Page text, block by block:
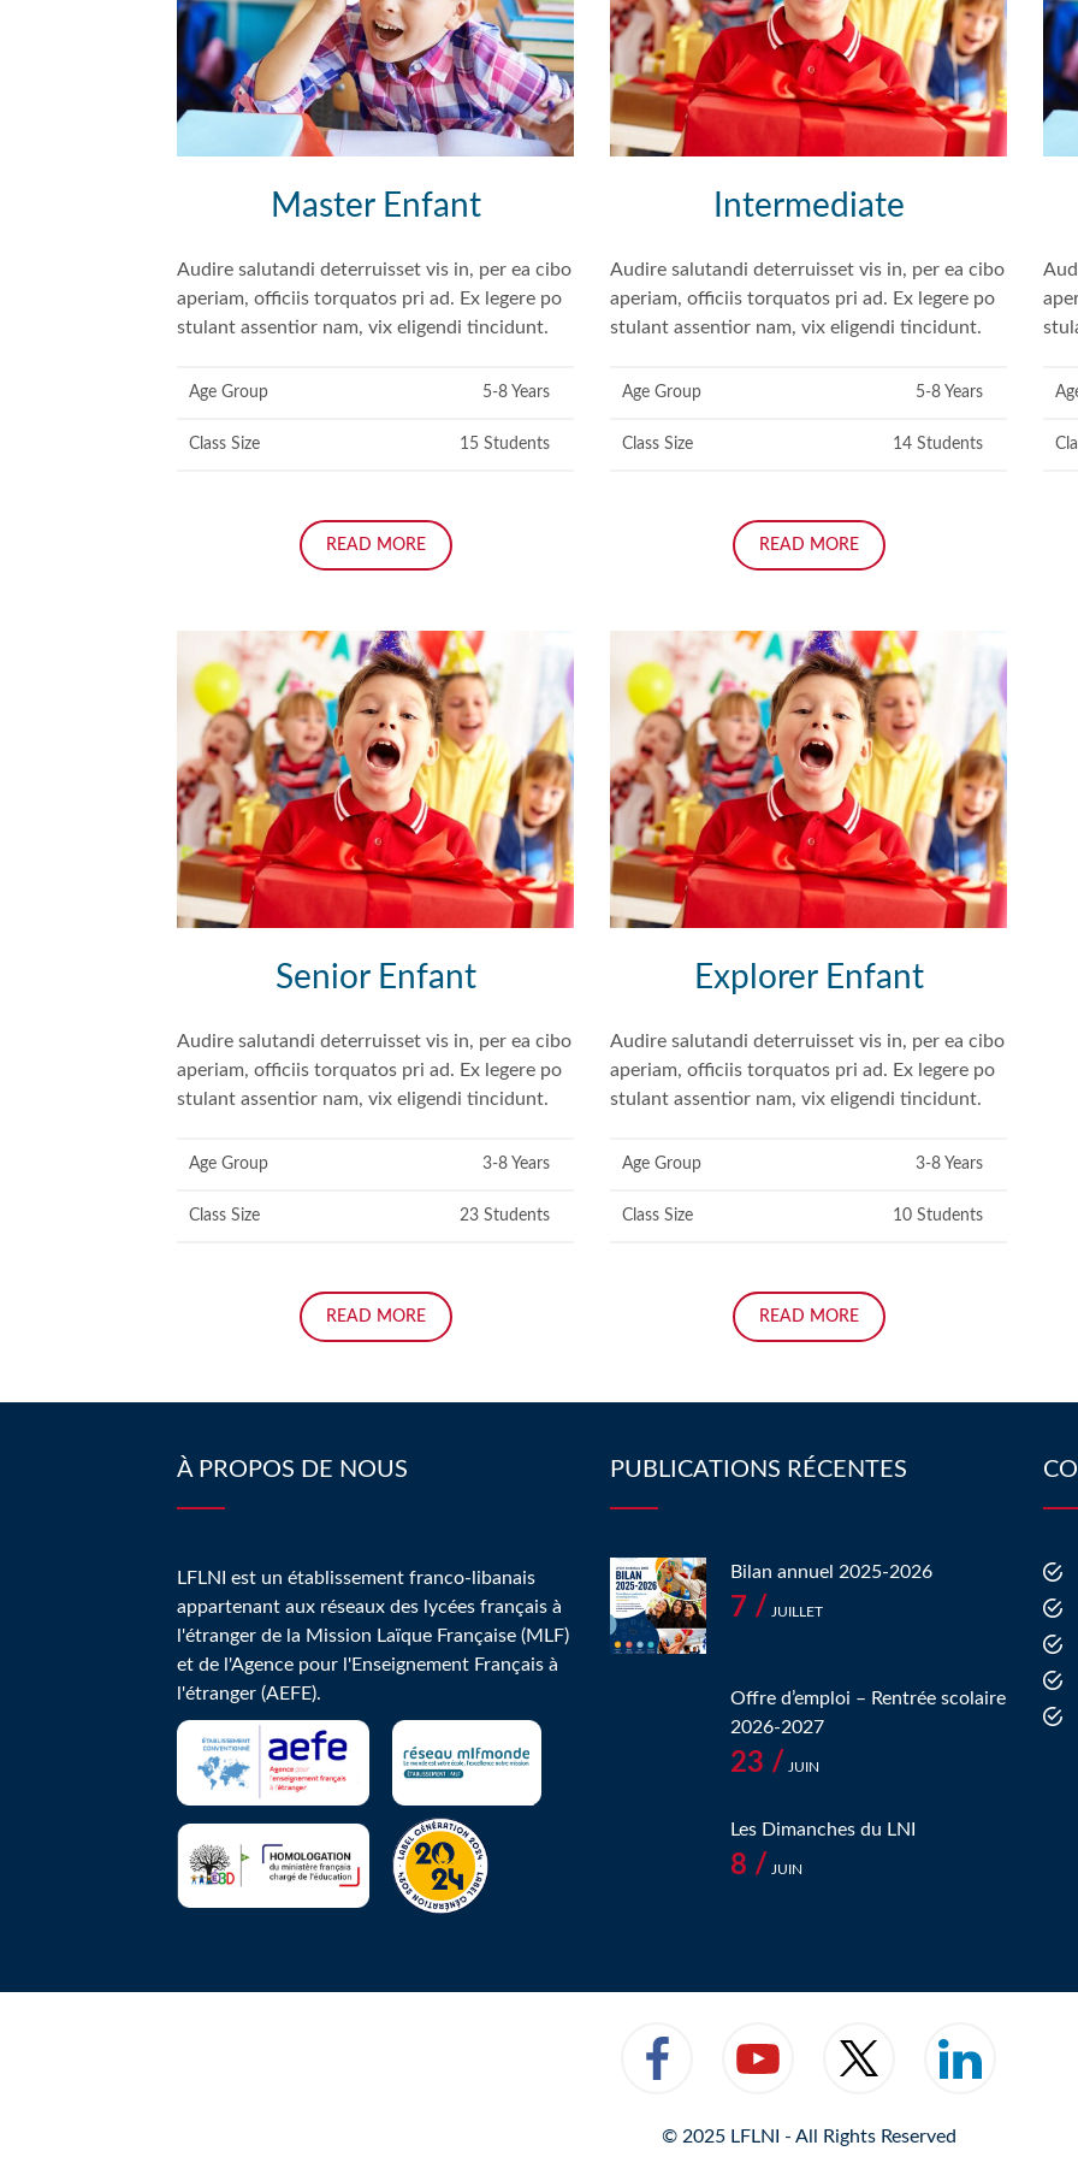
Master Enfant
Audire salutandi deterruisset vis in, per ea cibo
aperiam, officiis torquatos pri ad. Ex legere po
stulant assentior nam, vix eligendi tincidunt.
Age Group 5-8 Years
Class Size 15 Students
READ MORE
Intermediate
Audire salutandi deterruisset vis in, per ea cibo
aperiam, officiis torquatos pri ad. Ex legere po
stulant assentior nam, vix eligendi tincidunt.
Age Group 5-8 Years
Class Size 14 Students
READ MORE
Senior Enfant
Audire salutandi deterruisset vis in, per ea cibo
aperiam, officiis torquatos pri ad. Ex legere po
stulant assentior nam, vix eligendi tincidunt.
Age Group 3-8 Years
Class Size 23 Students
READ MORE
Explorer Enfant
Audire salutandi deterruisset vis in, per ea cibo
aperiam, officiis torquatos pri ad. Ex legere po
stulant assentior nam, vix eligendi tincidunt.
Age Group 3-8 Years
Class Size 10 Students
READ MORE
À PROPOS DE NOUS
LFLNI est un établissement franco-libanais
appartenant aux réseaux des lycées français à
l'étranger de la Mission Laïque Française (MLF)
et de l'Agence pour l'Enseignement Français à
l'étranger (AEFE).
PUBLICATIONS RÉCENTES
Bilan annuel 2025-2026
7 / JUILLET
Offre d’emploi – Rentrée scolaire
2026-2027
23 / JUIN
Les Dimanches du LNI
8 / JUIN
© 2025 LFLNI - All Rights Reserved